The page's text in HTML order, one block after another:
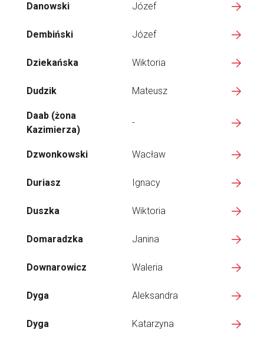
Danowski Józef
Dembiński Józef
Dziekańska Wiktoria
Dudzik Mateusz
Daab (żona
Kazimierza)
-
Dzwonkowski Wacław
Duriasz Ignacy
Duszka Wiktoria
Domaradzka Janina
Downarowicz Waleria
Dyga Aleksandra
Dyga Katarzyna